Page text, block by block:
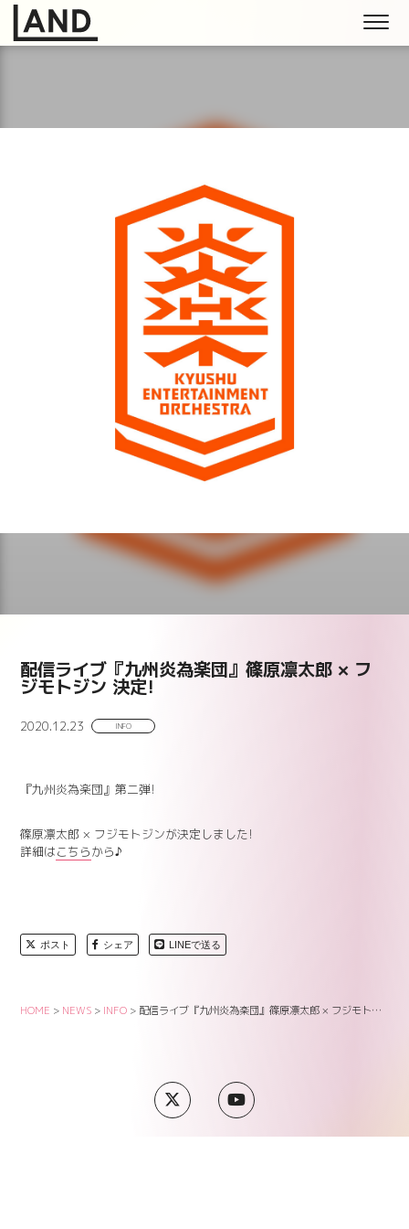
配信ライブ『九州炎為楽団』篠原凛太郎 × フ
ジモトジン 決定!
2020.12.23 INFO
『九州炎為楽団』第二弾!
篠原凛太郎 × フジモトジンが決定しました!
詳細はこちらから♪
ポスト シェア LINEで送る
HOME > NEWS > INFO > 配信ライブ『九州炎為楽団』篠原凛太郎 × フジモトジン 決定!